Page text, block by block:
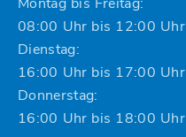
Montag bis Freitag:
08:00 Uhr bis 12:00 Uhr
Dienstag:
16:00 Uhr bis 17:00 Uhr
Donnerstag:
16:00 Uhr bis 18:00 Uhr